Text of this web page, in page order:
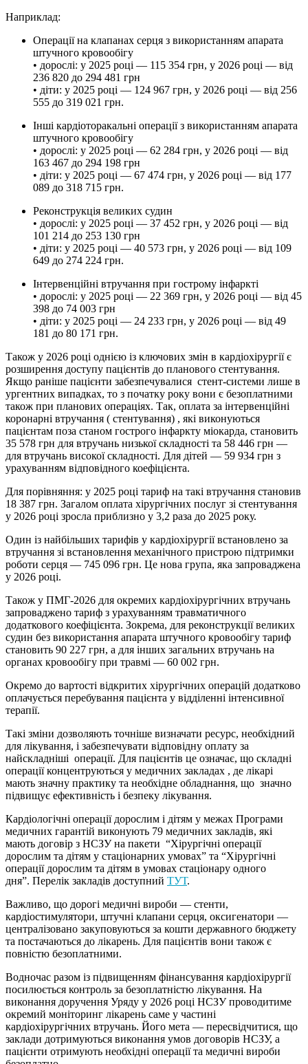
Наприклад:
Операції на клапанах серця з використанням апарата
штучного кровообігу
• дорослі: у 2025 році — 115 354 грн, у 2026 році — від
236 820 до 294 481 грн
• діти: у 2025 році — 124 967 грн, у 2026 році — від 256
555 до 319 021 грн.
Інші кардіоторакальні операції з використанням апарата
штучного кровообігу
• дорослі: у 2025 році — 62 284 грн, у 2026 році — від
163 467 до 294 198 грн
• діти: у 2025 році — 67 474 грн, у 2026 році — від 177
089 до 318 715 грн.
Реконструкція великих судин
• дорослі: у 2025 році — 37 452 грн, у 2026 році — від
101 214 до 253 130 грн
• діти: у 2025 році — 40 573 грн, у 2026 році — від 109
649 до 274 224 грн.
Інтервенційні втручання при гострому інфаркті
• дорослі: у 2025 році — 22 369 грн, у 2026 році — від 45
398 до 74 003 грн
• діти: у 2025 році — 24 233 грн, у 2026 році — від 49
181 до 80 171 грн.
Також у 2026 році однією із ключових змін в кардіохірургії є
розширення доступу пацієнтів до планового стентування.
Якщо раніше пацієнти забезпечувалися стент-системи лише в
ургентних випадках, то з початку року вони є безоплатними
також при планових операціях. Так, оплата за інтервенційні
коронарні втручання ( стентування) , які виконуються
пацієнтам поза станом гострого інфаркту міокарда, становить
35 578 грн для втручань низької складності та 58 446 грн —
для втручань високої складності. Для дітей — 59 934 грн з
урахуванням відповідного коефіцієнта.
Для порівняння: у 2025 році тариф на такі втручання становив
18 387 грн. Загалом оплата хірургічних послуг зі стентування
у 2026 році зросла приблизно у 3,2 раза до 2025 року.
Один із найбільших тарифів у кардіохірургії встановлено за
втручання зі встановлення механічного пристрою підтримки
роботи серця — 745 096 грн. Це нова група, яка запроваджена
у 2026 році.
Також у ПМГ-2026 для окремих кардіохірургічних втручань
запроваджено тариф з урахуванням травматичного
додаткового коефіцієнта. Зокрема, для реконструкції великих
судин без використання апарата штучного кровообігу тариф
становить 90 227 грн, а для інших загальних втручань на
органах кровообігу при травмі — 60 002 грн.
Окремо до вартості відкритих хірургічних операцій додатково
оплачується перебування пацієнта у відділенні інтенсивної
терапії.
Такі зміни дозволяють точніше визначати ресурс, необхідний
для лікування, і забезпечувати відповідну оплату за
найскладніші операції. Для пацієнтів це означає, що складні
операції концентруються у медичних закладах , де лікарі
мають значну практику та необхідне обладнання, що значно
підвищує ефективність і безпеку лікування.
Кардіологічні операції дорослим і дітям у межах Програми
медичних гарантій виконують 79 медичних закладів, які
мають договір з НСЗУ на пакети “Хірургічні операції
дорослим та дітям у стаціонарних умовах” та “Хірургічні
операції дорослим та дітям в умовах стаціонару одного
дня”. Перелік закладів доступний ТУТ.
Важливо, що дорогі медичні вироби — стенти,
кардіостимулятори, штучні клапани серця, оксигенатори —
централізовано закуповуються за кошти державного бюджету
та постачаються до лікарень. Для пацієнтів вони також є
повністю безоплатними.
Водночас разом із підвищенням фінансування кардіохірургії
посилюється контроль за безоплатністю лікування. На
виконання доручення Уряду у 2026 році НСЗУ проводитиме
окремий моніторинг лікарень саме у частині
кардіохірургічних втручань. Його мета — пересвідчитися, що
заклади дотримуються виконання умов договорів НСЗУ, а
пацієнти отримують необхідні операції та медичні вироби